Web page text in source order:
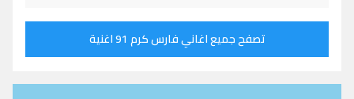
تصفح جميع اغاني فارس كرم 91 اغنية